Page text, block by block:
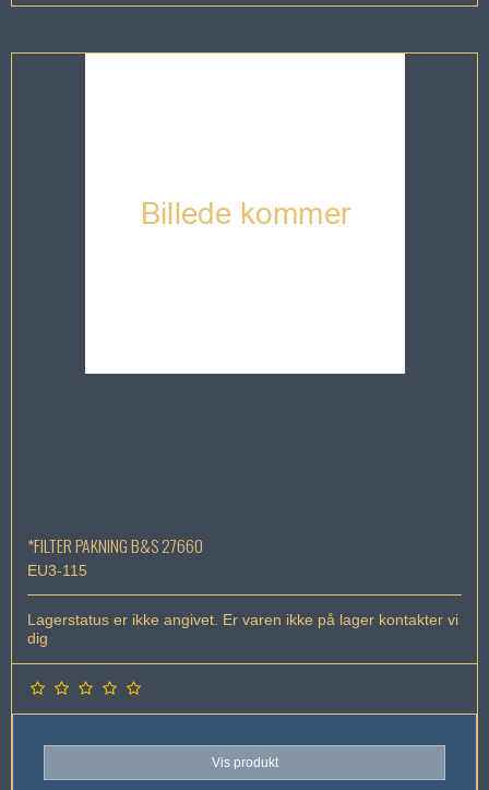
*FILTER PAKNING B&S 27660
EU3-115
Lagerstatus er ikke angivet. Er varen ikke på lager kontakter vi
dig
Vis produkt